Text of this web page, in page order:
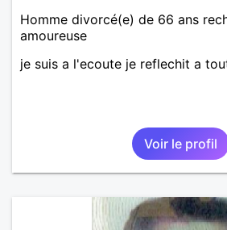
Homme divorcé(e) de 66 ans
amoureuse
je suis a l'ecoute je reflechit a
Voir le profil